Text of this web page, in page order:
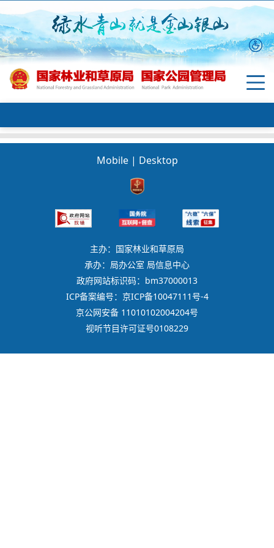
Mobile | Desktop
主办：国家林业和草原局
承办：局办公室 局信息中心
政府网站标识码：bm37000013
ICP备案编号：京ICP备10047111号-4
京公网安备 11010102004204号
视听节目许可证号0108229